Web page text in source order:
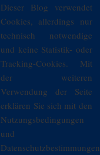
Dieser Blog verwendet
Cookies, allerdings nur
technisch notwendige
und keine Statistik- oder
Tracking-Cookies. Mit
der weiteren
Verwendung der Seite
erklären Sie sich mit den
Nutzungsbedingungen
und
Datenschutzbestimmungen